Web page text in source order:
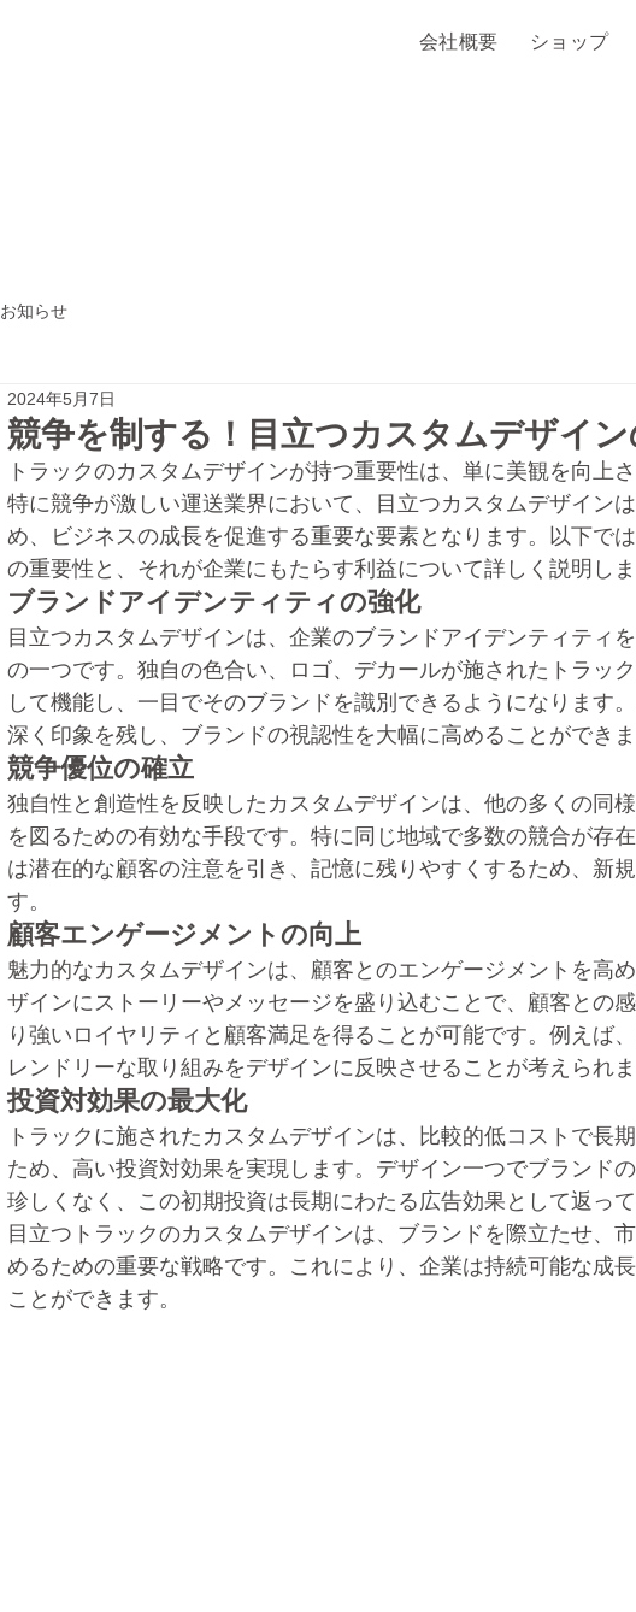
会社概要 ショップ
お知らせ
競争を制する！目立つカスタムデザイ
2024年5月7日
トラックのカスタムデザインが持つ重要性は、単に美観を向上
特に競争が激しい運送業界において、目立つカスタムデザイン
め、ビジネスの成長を促進する重要な要素となります。以下で
の重要性と、それが企業にもたらす利益について詳しく説明しま
ブランドアイデンティティの強化
目立つカスタムデザインは、企業のブランドアイデンティティ
の一つです。独自の色合い、ロゴ、デカールが施されたトラッ
して機能し、一目でそのブランドを識別できるようになります
深く印象を残し、ブランドの視認性を大幅に高めることができま
競争優位の確立
独自性と創造性を反映したカスタムデザインは、他の多くの同
を図るための有効な手段です。特に同じ地域で多数の競合が存
は潜在的な顧客の注意を引き、記憶に残りやすくするため、新
す。
顧客エンゲージメントの向上
魅力的なカスタムデザインは、顧客とのエンゲージメントを高
ザインにストーリーやメッセージを盛り込むことで、顧客との
り強いロイヤリティと顧客満足を得ることが可能です。例えば
レンドリーな取り組みをデザインに反映させることが考えられま
投資対効果の最大化
トラックに施されたカスタムデザインは、比較的低コストで長
ため、高い投資対効果を実現します。デザイン一つでブランド
珍しくなく、この初期投資は長期にわたる広告効果として返って
目立つトラックのカスタムデザインは、ブランドを際立たせ、
めるための重要な戦略です。これにより、企業は持続可能な成
ことができます。